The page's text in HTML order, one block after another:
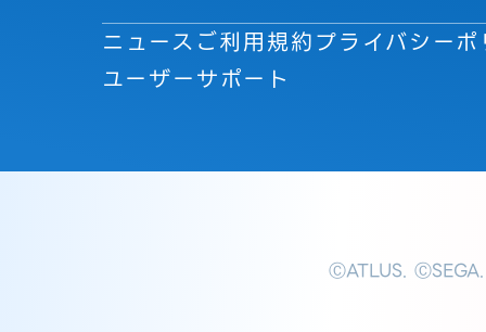
ニュースご利用規約プライバシー
ユーザーサポート
ⒸATLUS. ⒸSEGA.